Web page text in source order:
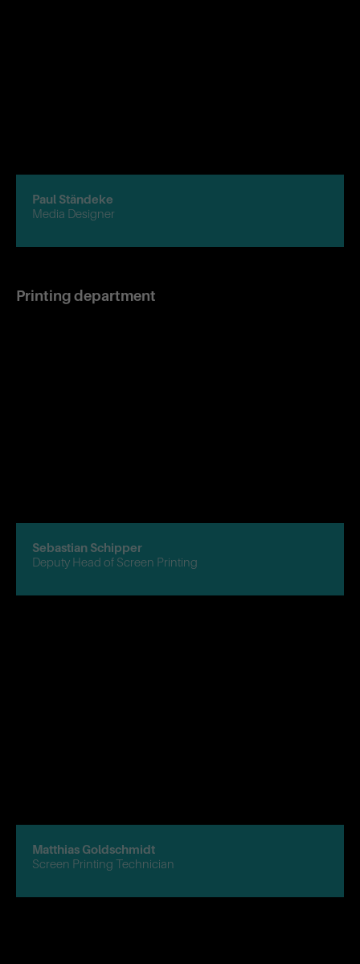
Paul Ständeke
Media Designer
Printing department
Sebastian Schipper
Deputy Head of Screen Printing
Matthias Goldschmidt
Screen Printing Technician